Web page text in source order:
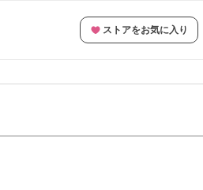
ストアをお気に入り